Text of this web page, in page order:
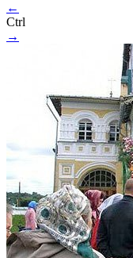
←
Ctrl
→